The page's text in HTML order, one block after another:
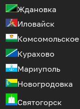
Ждановка
Иловайск
Комсомольское
Курахово
Мариуполь
Новогродовка
Святогорск